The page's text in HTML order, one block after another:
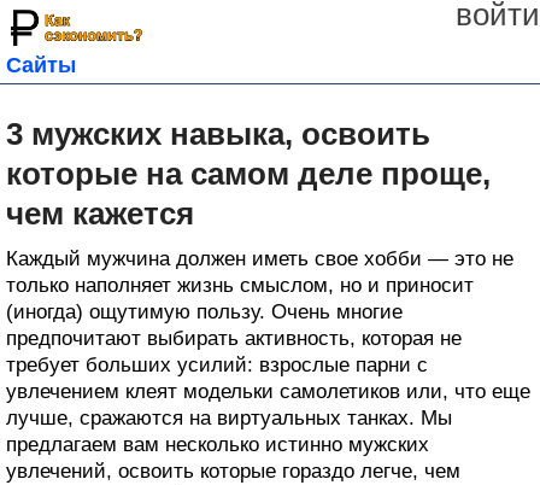
войти
Сайты
3 мужских навыка, освоить
которые на самом деле проще,
чем кажется
Каждый мужчина должен иметь свое хобби — это не
только наполняет жизнь смыслом, но и приносит
(иногда) ощутимую пользу. Очень многие
предпочитают выбирать активность, которая не
требует больших усилий: взрослые парни с
увлечением клеят модельки самолетиков или, что еще
лучше, сражаются на виртуальных танках. Мы
предлагаем вам несколько истинно мужских
увлечений, освоить которые гораздо легче, чем